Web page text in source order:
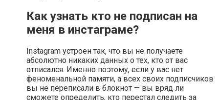
Как узнать кто не подписан на
меня в инстаграме?
Instagram устроен так, что вы не получаете
абсолютно никаких данных о тех, кто от вас
отписался. Именно поэтому, если у вас нет
феноменальной памяти, а всех своих подписчиков
вы не переписали в блокнот — вы вряд ли
сможете определить, кто перестал следить за